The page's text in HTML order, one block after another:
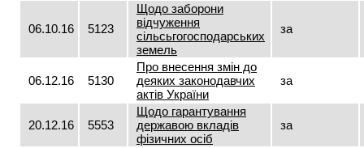
06.10.16 5123
Щодо заборони
відчуження
сільсьгогосподарських
земель
за
06.12.16 5130
Про внесення змін до
деяких законодавчих
актів України
за
20.12.16 5553
Щодо гарантування
державою вкладів
фізичних осіб
за